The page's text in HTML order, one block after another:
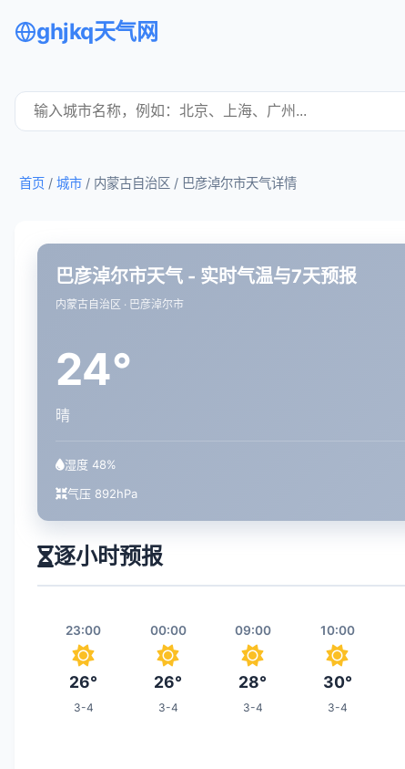
ghjkq天气网
首页 / 城市 / 内蒙古自治区 / 巴彦淖尔市天气详情
巴彦淖尔市天气 - 实时气温与7天预报
内蒙古自治区 · 巴彦淖尔市
24°
晴
湿度 48%
气压 892hPa
逐小时预报
23:00
26°
3-4
00:00
26°
3-4
09:00
28°
3-4
10:00
30°
3-4